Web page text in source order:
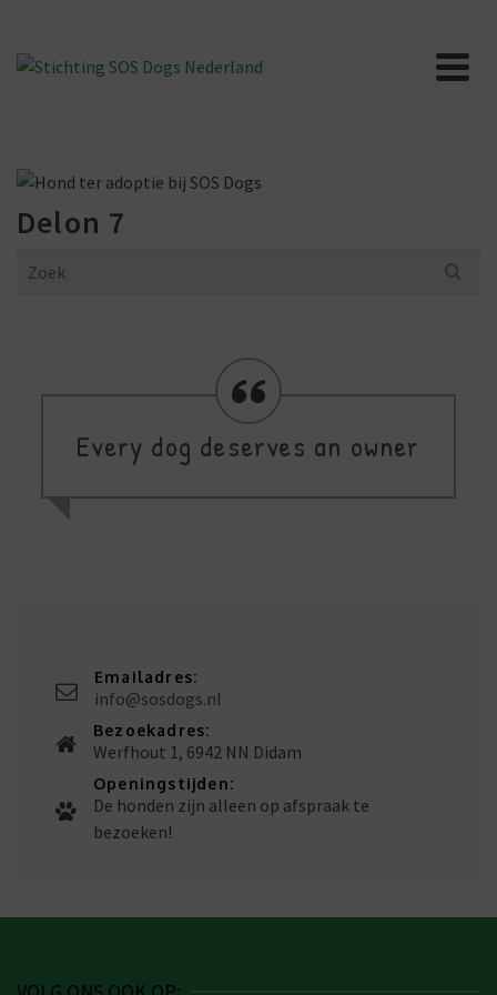
Delon 7
Search
Every dog deserves an owner
Emailadres:
info@sosdogs.nl
Bezoekadres:
Werfhout 1, 6942 NN Didam
Openingstijden:
De honden zijn alleen op afspraak te
bezoeken!